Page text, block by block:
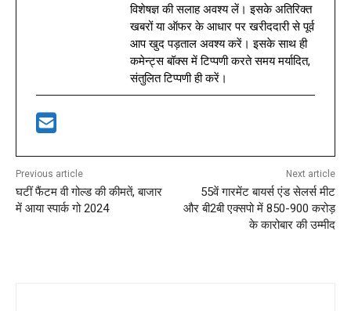
विशेषज्ञ की सलाह अवश्य लें। इसके अतिरिक्त
खबरों या ऑफर के आधार पर खरीददारी से पूर्व
आप खुद पड़ताल अवश्य करें। इसके साथ ही
कमेन्ट्स बॉक्स में टिप्पणी करते समय मर्यादित,
संतुलित टिप्पणी ही करें।
Previous article
घटीं फैंटम वी गोल्ड की कीमतें, बाजार
में आया स्पार्क गो 2024
Next article
55वें गारमेंट बायर्स एंड सेलर्स मीट
और बी2बी एक्सपो में 850-900 करोड़
के कारोबार की उम्मीद